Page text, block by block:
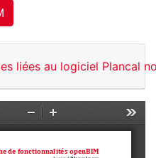
liées au logiciel Plancal